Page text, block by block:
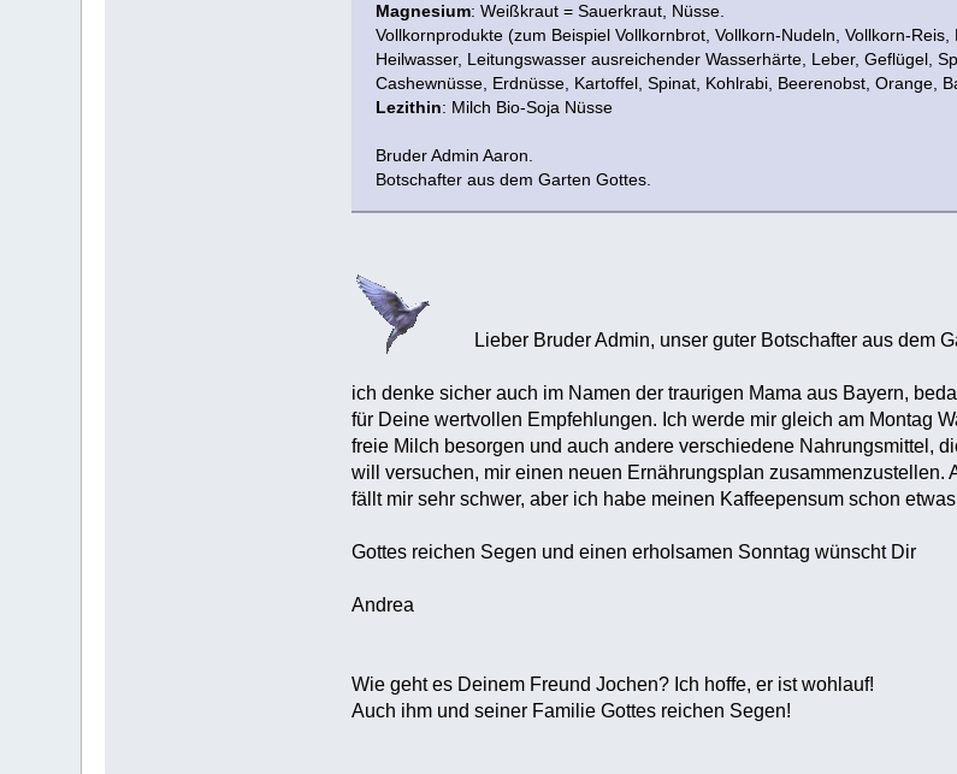
Magnesium: Weißkraut = Sauerkraut, Nüsse.
Vollkornprodukte (zum Beispiel Vollkornbrot, Vollkorn-Nudeln, Vollkorn-
Heilwasser, Leitungswasser ausreichender Wasserhärte, Leber, Geflügel,
Cashewnüsse, Erdnüsse, Kartoffel, Spinat, Kohlrabi, Beerenobst, Orange,
Lezithin: Milch Bio-Soja Nüsse
Bruder Admin Aaron.
Botschafter aus dem Garten Gottes.
Lieber Bruder Admin, unser guter Botschafter aus dem
ich denke sicher auch im Namen der traurigen Mama aus Bayern,
für Deine wertvollen Empfehlungen. Ich werde mir gleich am Montag
freie Milch besorgen und auch andere verschiedene Nahrungsmittel,
will versuchen, mir einen neuen Ernährungsplan zusammenzustellen.
fällt mir sehr schwer, aber ich habe meinen Kaffeepensum schon
Gottes reichen Segen und einen erholsamen Sonntag wünscht Dir
Andrea
Wie geht es Deinem Freund Jochen? Ich hoffe, er ist wohlauf!
Auch ihm und seiner Familie Gottes reichen Segen!